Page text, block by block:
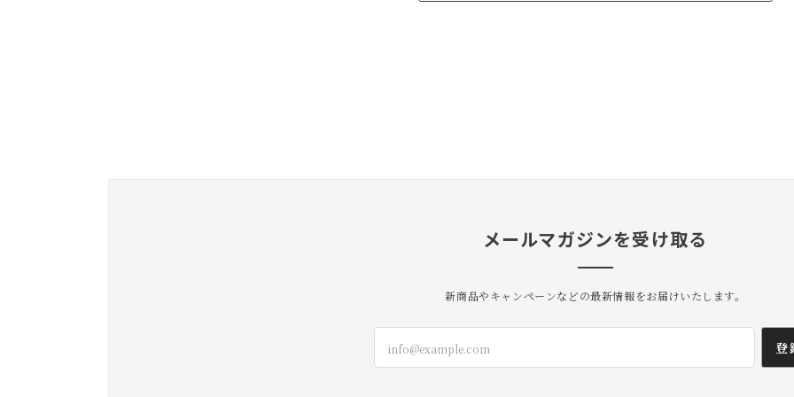
メールマガジンを受け取る
新商品やキャンペーンなどの最新情報をお届けいたします。
登